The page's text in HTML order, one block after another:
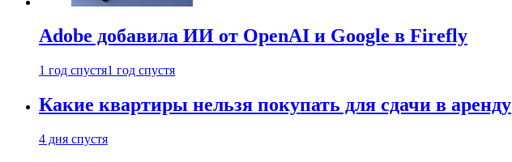
Adobe добавила ИИ от OpenAI и Google в Firefly
1 год спустя1 год спустя
Какие квартиры нельзя покупать для сдачи в аренду
4 дня спустя